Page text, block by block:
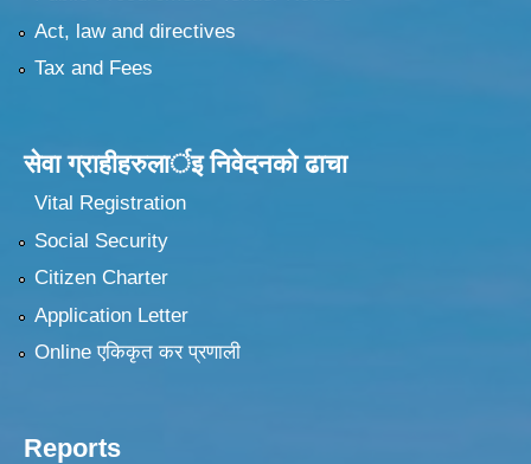
Act, law and directives
Tax and Fees
सेवा ग्राहीहरुलार्इ निवेदनकाे ढा‍चा
Vital Registration
Social Security
Citizen Charter
Application Letter
Online एकिकृत कर प्रणाली
Reports